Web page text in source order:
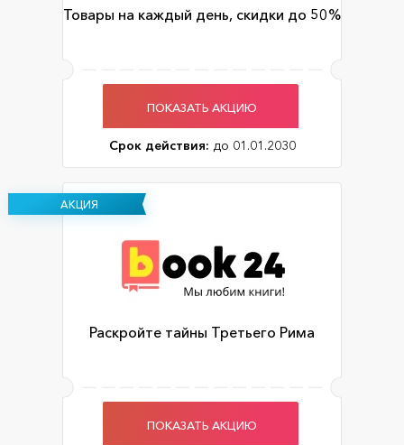
Товары на каждый день, скидки до 50%
ПОКАЗАТЬ АКЦИЮ
Срок действия: до 01.01.2030
АКЦИЯ
Раскройте тайны Третьего Рима
ПОКАЗАТЬ АКЦИЮ